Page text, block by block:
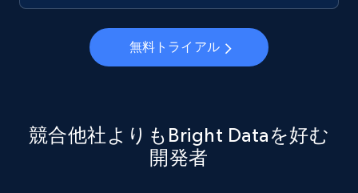
無料トライアル
競合他社よりもBright Dataを好む
開発者